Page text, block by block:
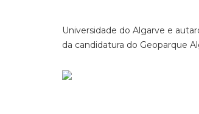
Universidade do Algarve e
da candidatura do Geoparque